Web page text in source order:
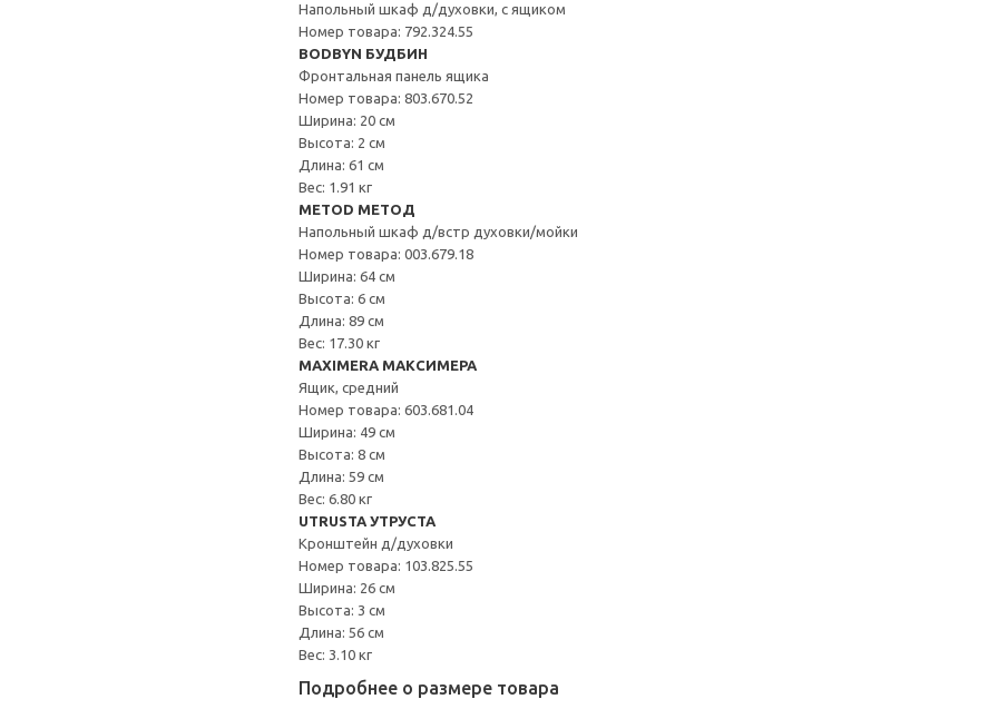
Напольный шкаф д/духовки, с ящиком
Номер товара: 792.324.55
BODBYN БУДБИН
Фронтальная панель ящика
Номер товара: 803.670.52
Ширина: 20 см
Высота: 2 см
Длина: 61 см
Вес: 1.91 кг
METOD МЕТОД
Напольный шкаф д/встр духовки/мойки
Номер товара: 003.679.18
Ширина: 64 см
Высота: 6 см
Длина: 89 см
Вес: 17.30 кг
MAXIMERA МАКСИМЕРА
Ящик, средний
Номер товара: 603.681.04
Ширина: 49 см
Высота: 8 см
Длина: 59 см
Вес: 6.80 кг
UTRUSTA УТРУСТА
Кронштейн д/духовки
Номер товара: 103.825.55
Ширина: 26 см
Высота: 3 см
Длина: 56 см
Вес: 3.10 кг
Подробнее о размере товара